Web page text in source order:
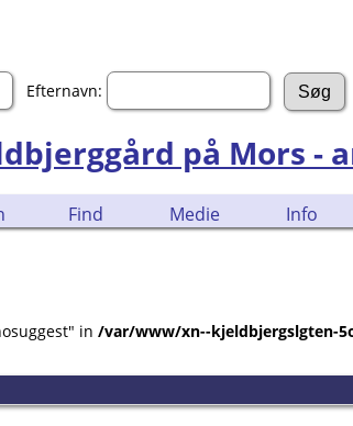
Efternavn:
på Mors -
Find Medie Info
in /var/www/xn--kjeldbjergslgten-